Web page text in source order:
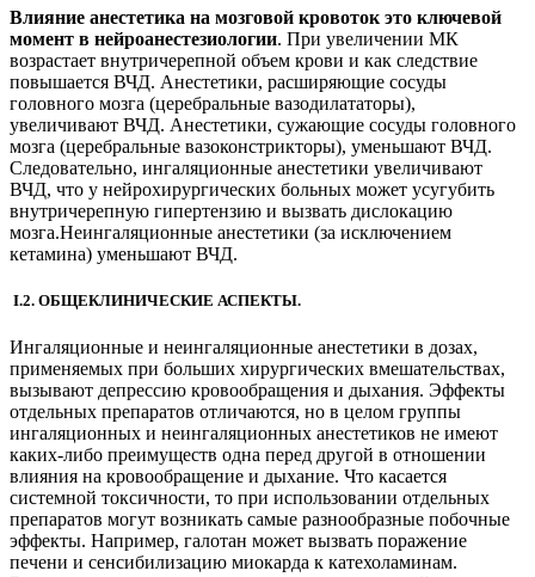
Влияние анестетика на мозговой кровоток это ключевой
момент в нейроанестезиологии. При увеличении МК
возрастает внутричерепной объем крови и как следствие
повышается ВЧД. Анестетики, расширяющие сосуды
головного мозга (церебральные вазодилататоры),
увеличивают ВЧД. Анестетики, сужающие сосуды головного
мозга (церебральные вазоконстрикторы), уменьшают ВЧД.
Следовательно, ингаляционные анестетики увеличивают
ВЧД, что у нейрохирургических больных может усугубить
внутричерепную гипертензию и вызвать дислокацию
мозга.Неингаляционные анестетики (за исключением
кетамина) уменьшают ВЧД.
I.2. ОБЩЕКЛИНИЧЕСКИЕ АСПЕКТЫ.
Ингаляционные и неингаляционные анестетики в дозах,
применяемых при больших хирургических вмешательствах,
вызывают депрессию кровообращения и дыхания. Эффекты
отдельных препаратов отличаются, но в целом группы
ингаляционных и неингаляционных анестетиков не имеют
каких-либо преимуществ одна перед другой в отношении
влияния на кровообращение и дыхание. Что касается
системной токсичности, то при использовании отдельных
препаратов могут возникать самые разнообразные побочные
эффекты. Например, галотан может вызвать поражение
печени и сенсибилизацию миокарда к катехоламинам.